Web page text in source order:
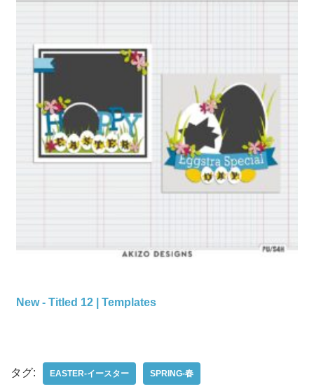
New - Titled 12 | Templates
タグ: EASTER-イースター SPRING-春